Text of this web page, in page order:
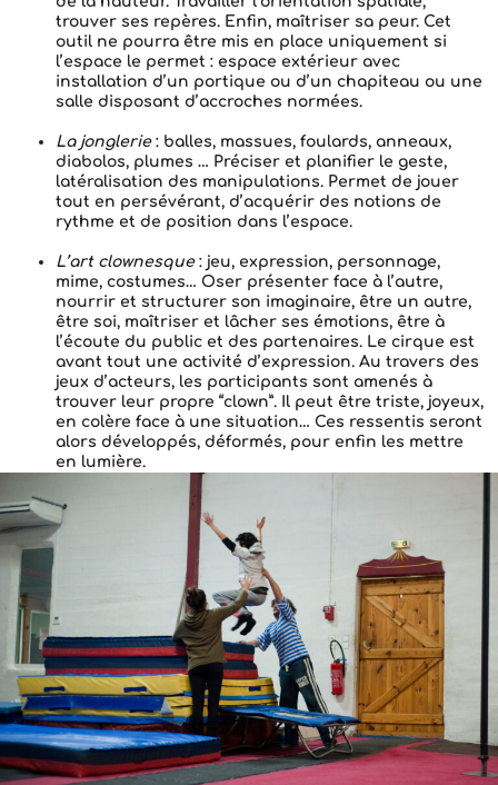
trouver ses repères. Enfin, maîtriser sa peur. Cet
outil ne pourra être mis en place uniquement si
l’espace le permet : espace extérieur avec
installation d’un portique ou d’un chapiteau ou une
salle disposant d’accroches normées.
La jonglerie: balles, massues, foulards, anneaux,
diabolos, plumes … Préciser et planifier le geste,
latéralisation des manipulations. Permet de jouer
tout en persévérant, d’acquérir des notions de
rythme et de position dans l’espace.
L’art clownesque: jeu, expression, personnage,
mime, costumes… Oser présenter face à l’autre,
nourrir et structurer son imaginaire, être un autre,
être soi, maîtriser et lâcher ses émotions, être à
l’écoute du public et des partenaires. Le cirque est
avant tout une activité d’expression. Au travers des
jeux d’acteurs, les participants sont amenés à
trouver leur propre “clown”. Il peut être triste, joyeux,
en colère face à une situation… Ces ressentis seront
alors développés, déformés, pour enfin les mettre
en lumière.